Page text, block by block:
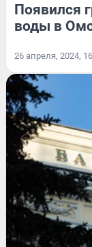
Появился
воды в
26 апреля, 2024,